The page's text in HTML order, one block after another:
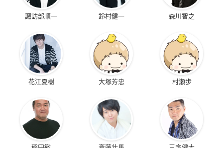
諏訪部順一 鈴村健一 森川智之
花江夏樹 大塚芳忠 村瀬歩